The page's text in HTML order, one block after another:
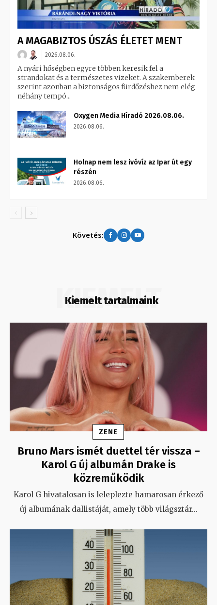
A MAGABIZTOS ÚSZÁS ÉLETET MENT
2026.08.06.
A nyári hőségben egyre többen keresik fel a
strandokat és a természetes vizeket. A szakemberek
szerint azonban a biztonságos fürdőzéshez nem elég
néhány tempó...
Oxygen Media Híradó 2026.08.06.
2026.08.06.
Holnap nem lesz ivóvíz az Ipar út egy
részén
2026.08.06.
Követés:
Kiemelt tartalmaink
KIEMELT
ZENE
Bruno Mars ismét duettel tér vissza –
Karol G új albumán Drake is
közreműködik
Karol G hivatalosan is leleplezte hamarosan érkező
új albumának dallistáját, amely több világsztár...